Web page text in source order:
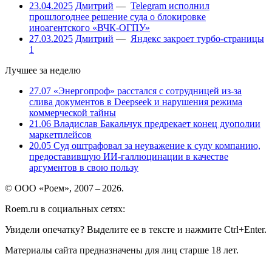
23.04.2025 Дмитрий — Telegram исполнил
прошлогоднее решение суда о блокировке
иноагентского «ВЧК-ОГПУ»
27.03.2025 Дмитрий — Яндекс закроет турбо-страницы
1
Лучшее за неделю
27.07 «Энергопроф» расстался с сотрудницей из-за
слива документов в Deepseek и нарушения режима
коммерческой тайны
21.06 Владислав Бакальчук предрекает конец дуополии
маркетплейсов
20.05 Суд оштрафовал за неуважение к суду компанию,
предоставившую ИИ-галлюцинации в качестве
аргументов в свою пользу
© ООО «Роем», 2007 – 2026.
Roem.ru в социальных сетях:
Увидели опечатку? Выделите ее в тексте и нажмите Ctrl+Enter.
Материалы сайта предназначены для лиц старше 18 лет.